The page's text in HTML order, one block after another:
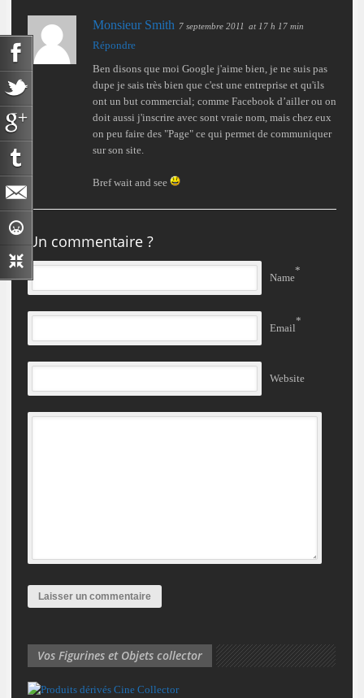
Monsieur Smith 7 septembre 2011 at 17 h 17 min
Répondre
Ben disons que moi Google j'aime bien, je ne suis pas
dupe je sais très bien que c'est une entreprise et qu'ils
ont un but commercial; comme Facebook d’ailler ou on
doit aussi j'inscrire avec sont vraie nom, mais chez eux
on peu faire des "Page" ce qui permet de communiquer
sur son site.
Bref wait and see
Un commentaire ?
Name
*
Email
*
Website
Vos Figurines et Objets collector